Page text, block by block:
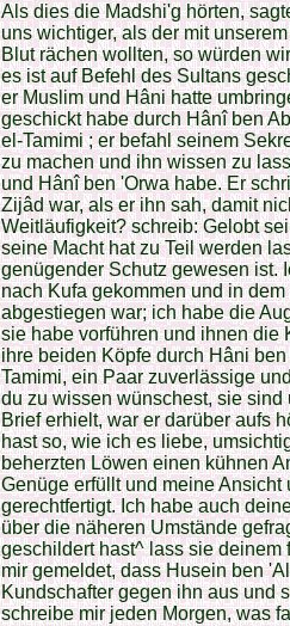
Als dies die Madshi'g hörten,
uns wichtiger, als der mit
Blut rächen wollten, so würden
es ist auf Befehl des Sultans
er Muslim und Hâni hatte
geschickt habe durch Hânî ben
el-Tamimi ; er befahl seinem
zu machen und ihn wissen zu
und Hânî ben 'Orwa habe. Er
Zijâd war, als er ihn sah, damit
Weitläufigkeit? schreib: Gelobt
seine Macht hat zu Teil werden
genügender Schutz gewesen ist.
nach Kufa gekommen und in
abgestiegen war; ich habe die
sie habe vorführen und ihnen die
ihre beiden Köpfe durch Hâni
Tamimi, ein Paar zuverlässige
du zu wissen wünschest, sie
Brief erhielt, war er darüber aufs
hast so, wie ich es liebe,
beherzten Löwen einen kühnen
Genüge erfüllt und meine
gerechtfertigt. Ich habe auch
über die näheren Umstände
geschildert hast^ lass sie
mir gemeldet, dass Husein ben
Kundschafter gegen ihn aus und
schreibe mir jeden Morgen, was